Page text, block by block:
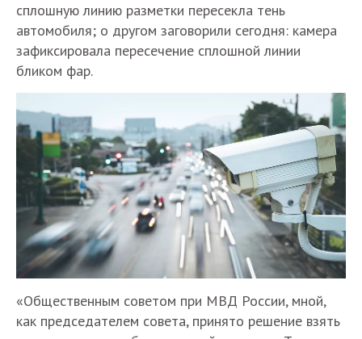
сплошную линию разметки пересекла тень
автомобиля; о другом заговорили сегодня: камера
зафиксировала пересечение сплошной линии
бликом фар.
«Общественным советом при МВД России, мной,
как председателем совета, принято решение взять